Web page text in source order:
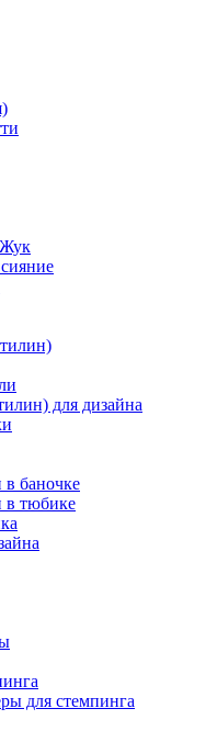
для дизайна
в баночке
в тюбике
для стемпинга